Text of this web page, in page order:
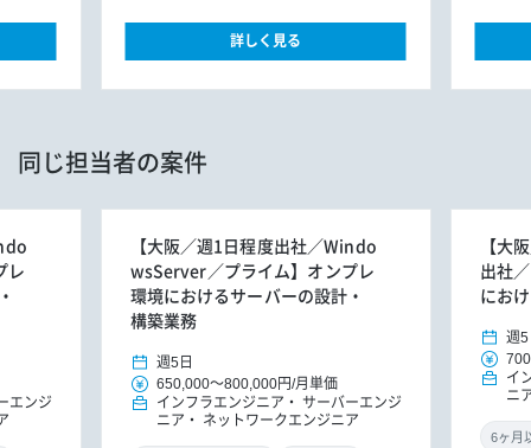
詳しく見る
同じ担当者の案件
レ
エンジ
【大阪／週1日程度出社／Windo
wsServer／プライム】オンプレ
環境におけるサーバーの設計・
構築業務
週5日
650,000～800,000円/月単価
インフラエンジニア
サーバーエンジ
ニア
ネットワークエンジニア
【大
出社
にお
週5
イ
ニ